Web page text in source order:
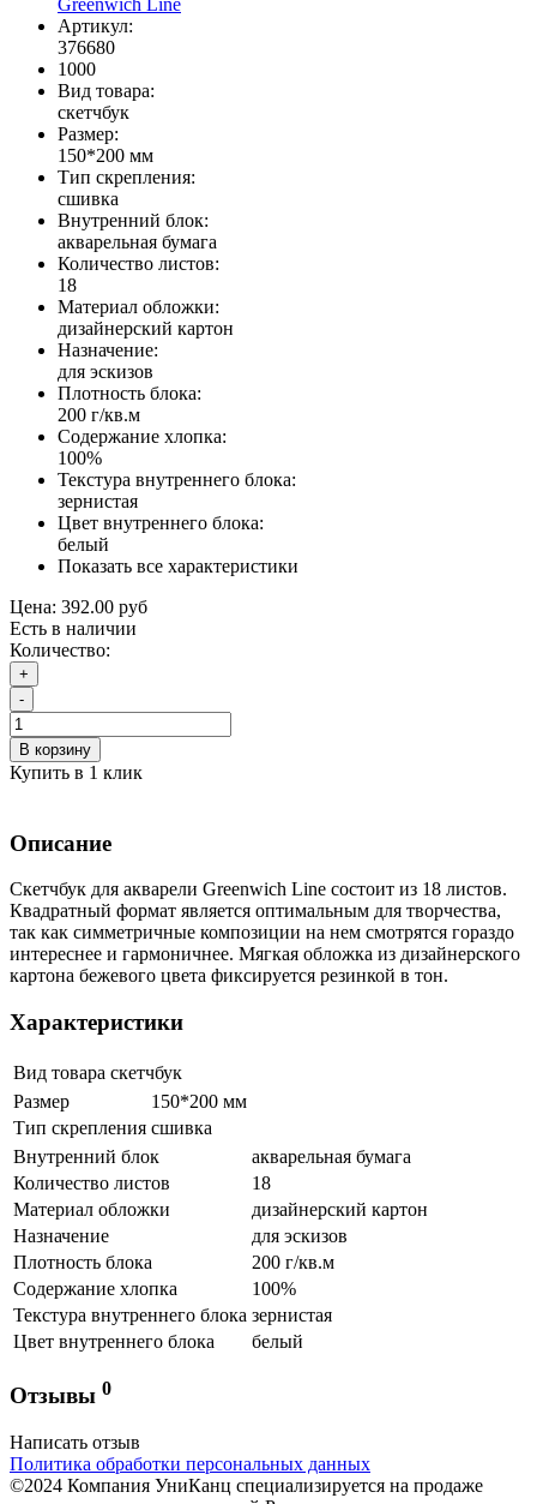
Артикул:
376680
1000
Вид товара:
скетчбук
Размер:
150*200 мм
Тип скрепления:
сшивка
Внутренний блок:
акварельная бумага
Количество листов:
18
Материал обложки:
дизайнерский картон
Назначение:
для эскизов
Плотность блока:
200 г/кв.м
Содержание хлопка:
100%
Текстура внутреннего блока:
зернистая
Цвет внутреннего блока:
белый
Показать все характеристики
Цена: 392.00 руб
Есть в наличии
Количество:
+
-
В корзину
Купить в 1 клик
Описание
Скетчбук для акварели Greenwich Line состоит из 18 листов.
Квадратный формат является оптимальным для творчества,
так как симметричные композиции на нем смотрятся гораздо
интереснее и гармоничнее. Мягкая обложка из дизайнерского
картона бежевого цвета фиксируется резинкой в тон.
Характеристики
Вид товара скетчбук
Размер
150*200 мм
Тип скрепления сшивка
Внутренний блок
акварельная бумага
Количество листов
18
Материал обложки
дизайнерский картон
Назначение
для эскизов
Плотность блока
200 г/кв.м
Содержание хлопка
100%
Текстура внутреннего блока зернистая
Цвет внутреннего блока
белый
Отзывы 0
Написать отзыв
Политика обработки персональных данных
©2024 Компания УниКанц специализируется на продаже